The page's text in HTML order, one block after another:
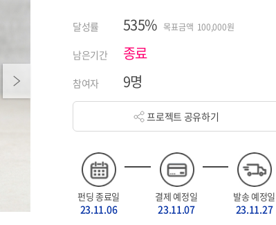
Next
달성률 535% 목표금액 100,000원
남은기간 종료
참여자 9명
프로젝트 공유하기
펀딩 종료일
23.11.06
결제 예정일
23.11.07
발송 예정일
23.11.27